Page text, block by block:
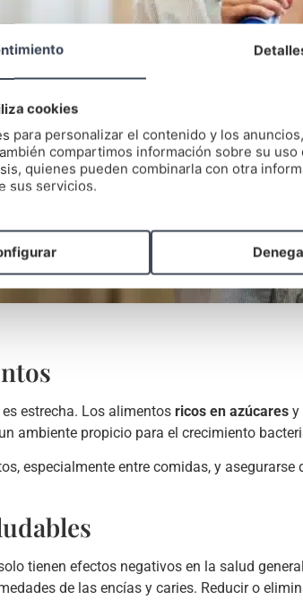
estrecha. Los alimentos ricos en azúcares y
ambiente propicio para el crecimiento
especialmente entre comidas, y asegurarse
tienen efectos negativos en la salud
de las encías y caries. Reducir o
cookies
para personalizar el contenido y los
compartimos información sobre su
quienes pueden combinarla con otra
sus servicios.